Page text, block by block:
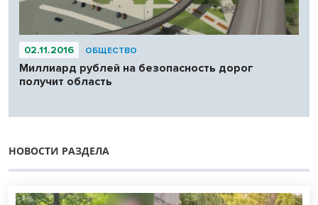
02.11.2016 ОБЩЕСТВО
Миллиард рублей на безопасность дорог
получит область
НОВОСТИ РАЗДЕЛА